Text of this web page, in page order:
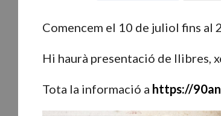
Comencem el 10 de juliol fins al
Hi haurà presentació de llibres,
Tota la informació a https://